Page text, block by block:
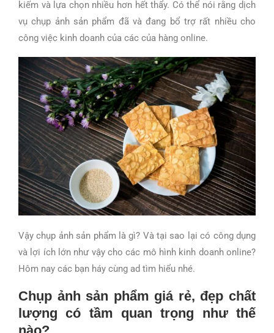
kiếm và lựa chọn nhiều hơn hết thẩy. Có thể nói rằng dịch
vụ chụp ảnh sản phẩm đã và đang bổ trợ rất nhiều cho
công việc kinh doanh của các của hàng online.
Vậy chụp ảnh sản phẩm là gì? Và tại sao lại có công dụng
và lợi ích lớn như vậy cho các mô hình kinh doanh online?
Hôm nay các bạn háy cùng ad tìm hiểu nhé.
Chụp ảnh sản phẩm giá rẻ, đẹp chất
lượng có tầm quan trọng như thế